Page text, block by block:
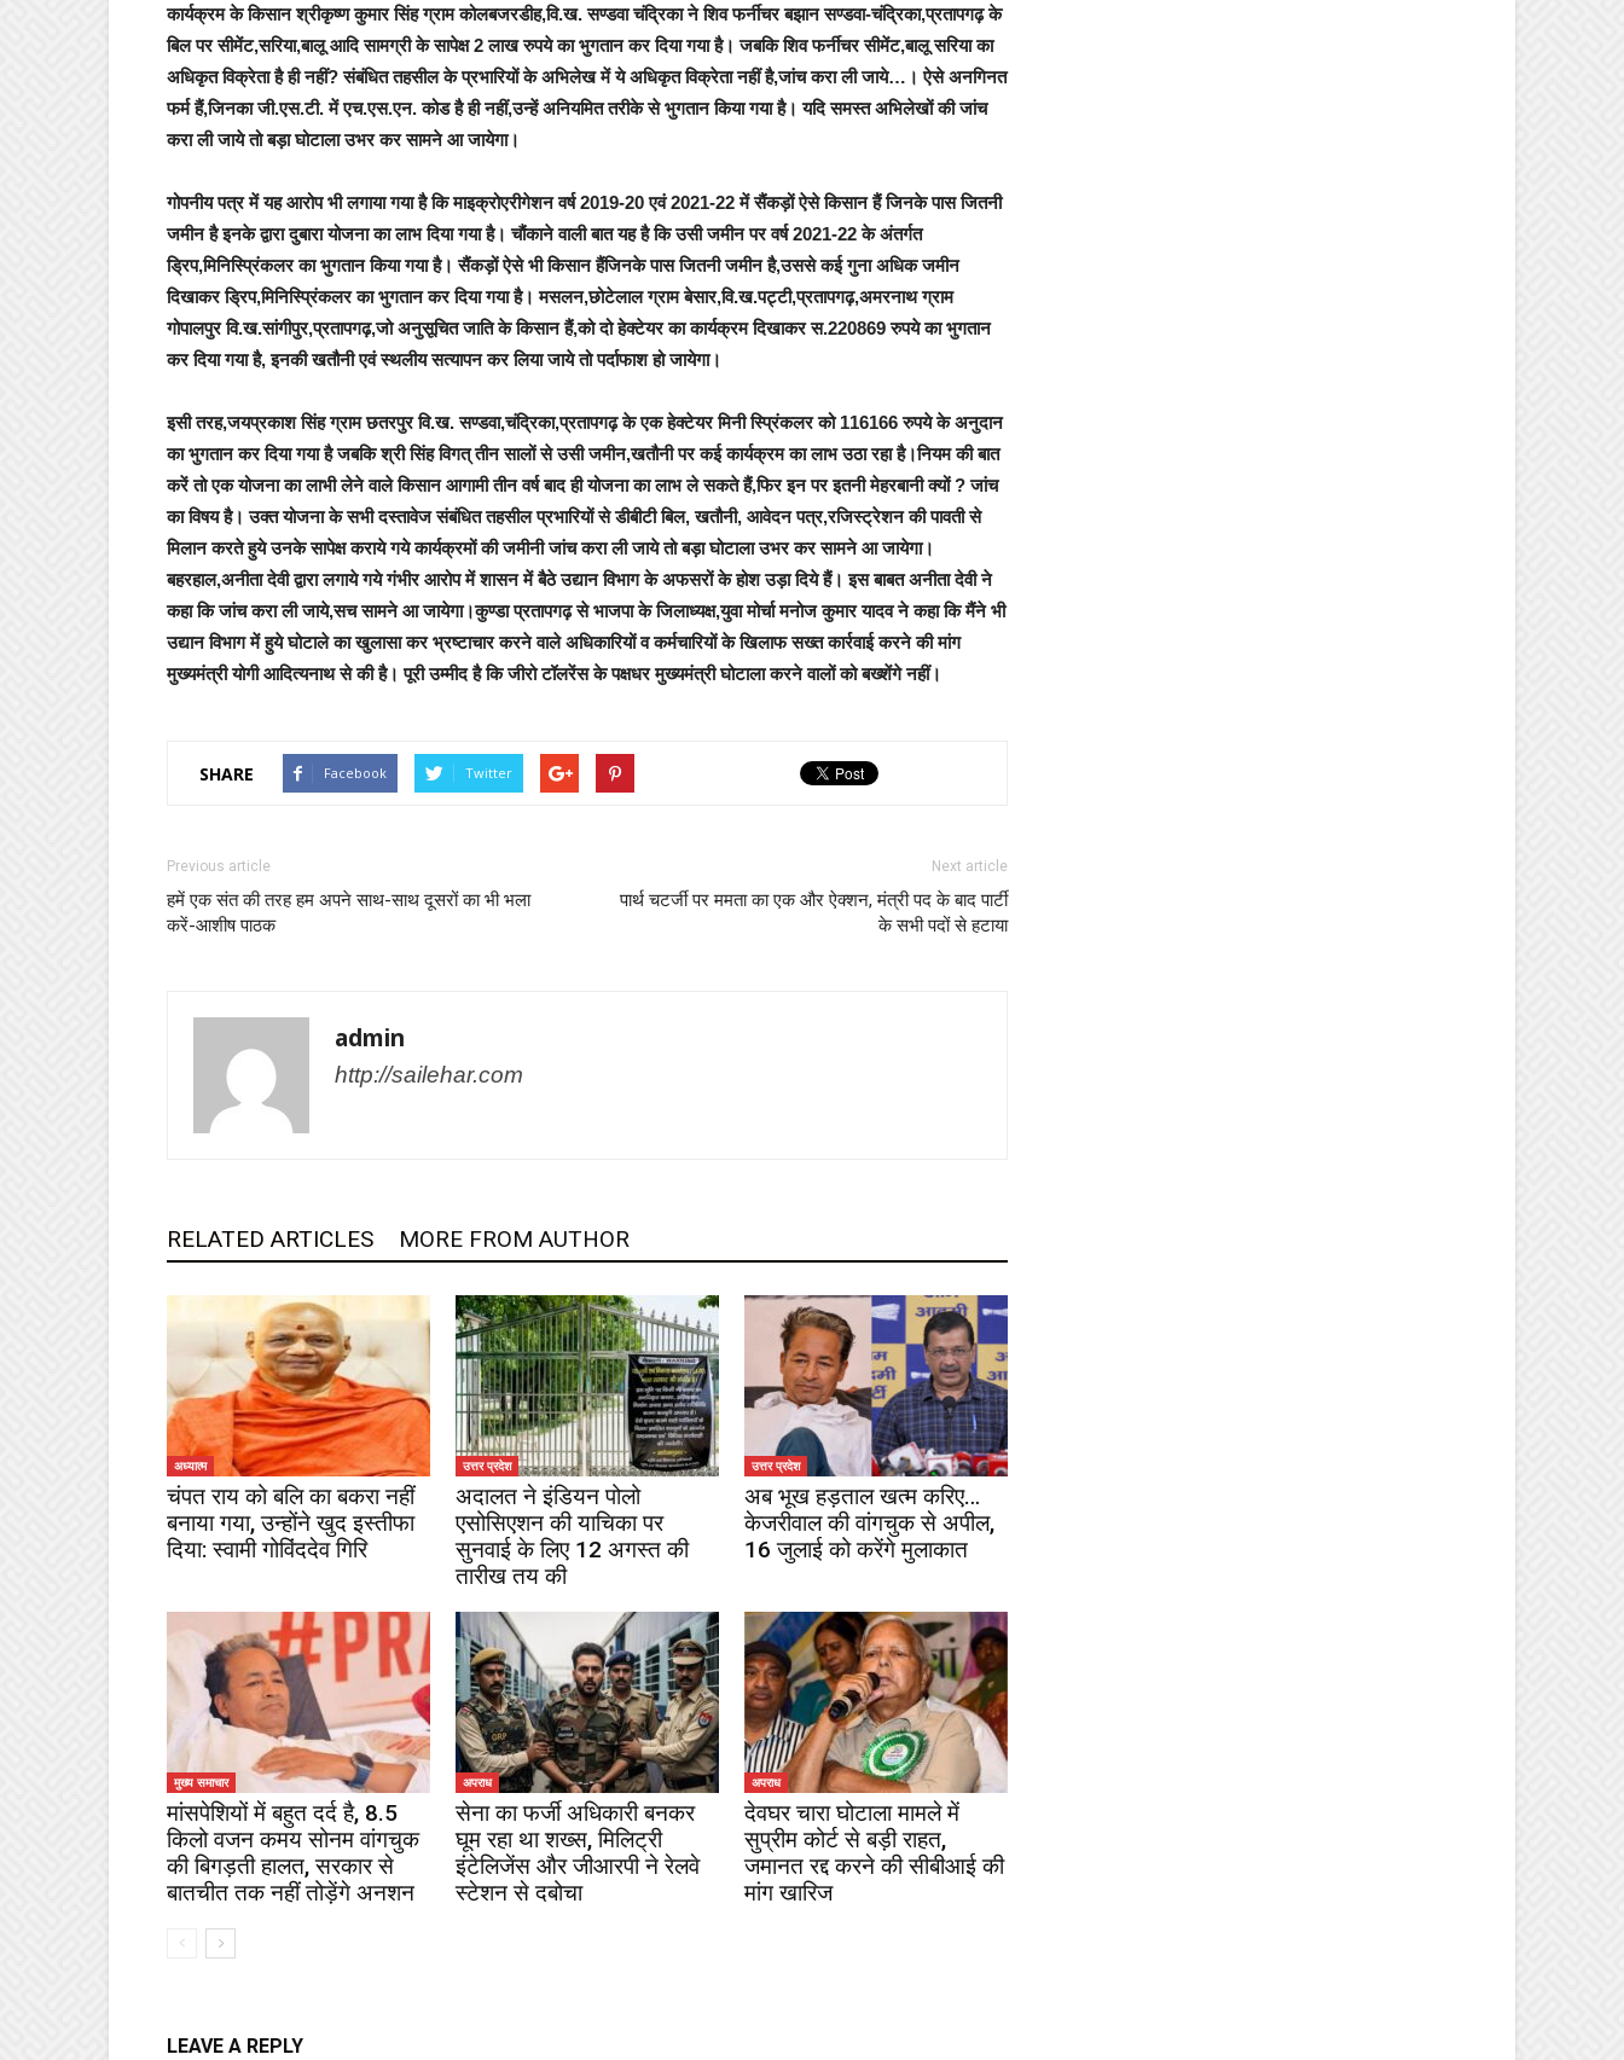
कार्यक्रमके किसान श्रीकृष्ण कुमार सिंह ग्राम कोलबजरडीह,वि.ख. सण्डवा चंद्रिका ने शिव फर्नीचर बझान सण्डवा-चंद्रिका,प्रतापगढ़ के
बिल पर सीमेंट,सरिया,बालू आदि सामग्री के सापेक्ष 2 लाख रुपये का भुगतान कर दिया गया है। जबकि शिव फर्नीचर सीमेंट,बालू सरिया का
अधिकृत विक्रेता है ही नहीं? संबंधित तहसील के प्रभारियों के अभिलेख में ये अधिकृत विक्रेता नहीं है,जांच करा ली जाये…। ऐसे अनगिनत
फर्म हैं,जिनका जी.एस.टी. में एच.एस.एन. कोड है ही नहीं,उन्हें अनियमित तरीके से भुगतान किया गया है। यदि समस्त अभिलेखों की जांच
करा ली जाये तो बड़ा घोटाला उभर कर सामने आ जायेगा।
गोपनीय पत्र में यह आरोप भी लगाया गया है किमाइक्रोएरीगेशन वर्ष 2019-20 एवं 2021-22में सैंकड़ोंऐसे किसान हैं जिनके पास जितनी
जमीन है इनके द्वारा दुबारा योजना का लाभ दिया गया है। चौंकाने वाली बात यह है कि उसी जमीन पर वर्ष 2021-22 के अंतर्गत
ड्रिप,मिनिस्प्रिंकलर का भुगतान किया गया है।सैंकड़ों ऐसे भी किसान हैंजिनके पास जितनी जमीन है,उससे कई गुना अधिक जमीन
दिखाकर ड्रिप,मिनिस्प्रिंकलर का भुगतान कर दिया गया है। मसलन,छोटेलाल ग्राम बेसार,वि.ख.पट्टी,प्रतापगढ़,अमरनाथ ग्राम
गोपालपुर वि.ख.सांगीपुर,प्रतापगढ़,जो अनुसूचित जाति के किसान हैं,को दो हेक्टेयर का कार्यक्रम दिखाकर स.220869 रुपये का भुगतान
कर दिया गया है, इनकी खतौनी एवं स्थलीय सत्यापन कर लिया जाये तो पर्दाफाश हो जायेगा।
इसी तरह,जयप्रकाश सिंह ग्राम छतरपुर वि.ख. सण्डवा,चंद्रिका,प्रतापगढ़ के एक हेक्टेयर मिनी स्प्रिंकलर को 116166 रुपये के अनुदान
का भुगतान कर दिया गया है जबकि श्री सिंह विगत् तीन सालों से उसी जमीन,खतौनी पर कई कार्यक्रम का लाभ उठा रहा है।नियम की बात
करें तो एक योजना का लाभी लेने वाले किसान आगामी तीन वर्ष बाद ही योजना का लाभ ले सकते हैं,फिर इन पर इतनी मेहरबानी क्यों ? जांच
का विषय है। उक्त योजना के सभी दस्तावेज संबंधित तहसील प्रभारियों से डीबीटी बिल, खतौनी, आवेदन पत्र,रजिस्ट्रेशन की पावती से
मिलान करते हुये उनके सापेक्ष कराये गये कार्यक्रमों की जमीनी जांच करा ली जाये तो बड़ा घोटाला उभर कर सामने आ जायेगा।
बहरहाल,अनीता देवी द्वारा लगाये गये गंभीर आरोप में शासन में बैठे उद्यान विभाग के अफसरों के होश उड़ा दिये हैं।इस बाबत अनीता देवी ने
कहा कि जांच करा ली जाये,सच सामने आ जायेगा।कुण्डा प्रतापगढ़ से भाजपा के जिलाध्यक्ष,युवा मोर्चा मनोज कुमार यादव ने कहा किमैंने भी
उद्यान विभाग में हुये घोटाले का खुलासा कर भ्रष्टाचार करने वाले अधिकारियों व कर्मचारियों के खिलाफ सख्त कार्रवाई करने की मांग
मुख्यमंत्री योगी आदित्यनाथ से की है। पूरी उम्मीद है कि जीरो टॉलरेंस के पक्षधर मुख्यमंत्री घोटाला करने वालों को बख्शेंगे नहीं।
SHARE Facebook Twitter
Previous article
हमें एक संत की तरह हम अपने साथ-साथ दूसरों का भी भला
करें-आशीष पाठक
Next article
पार्थ चटर्जी पर ममता का एक और ऐक्शन, मंत्री पद के बाद पार्टी
के सभी पदों से हटाया
admin
http://sailehar.com
RELATED ARTICLES MORE FROM AUTHOR
अध्यात्म
चंपत राय को बलि का बकरा नहीं
बनाया गया, उन्होंने खुद इस्तीफा
दिया: स्वामी गोविंददेव गिरि
उत्तर प्रदेश
अदालत ने इंडियन पोलो
एसोसिएशन की याचिका पर
सुनवाई के लिए 12 अगस्त की
तारीख तय की
उत्तर प्रदेश
अब भूख हड़ताल खत्म करिए…
केजरीवाल की वांगचुक से अपील,
16 जुलाई को करेंगे मुलाकात
मुख्य समाचार
मांसपेशियों में बहुत दर्द है, 8.5
किलो वजन कमय सोनम वांगचुक
की बिगड़ती हालत, सरकार से
बातचीत तक नहीं तोड़ेंगे अनशन
अपराध
सेना का फर्जी अधिकारी बनकर
घूम रहा था शख्स, मिलिट्री
इंटेलिजेंस और जीआरपी ने रेलवे
स्टेशन से दबोचा
अपराध
देवघर चारा घोटाला मामले में
सुप्रीम कोर्ट से बड़ी राहत,
जमानत रद्द करने की सीबीआई की
मांग खारिज
LEAVE A REPLY